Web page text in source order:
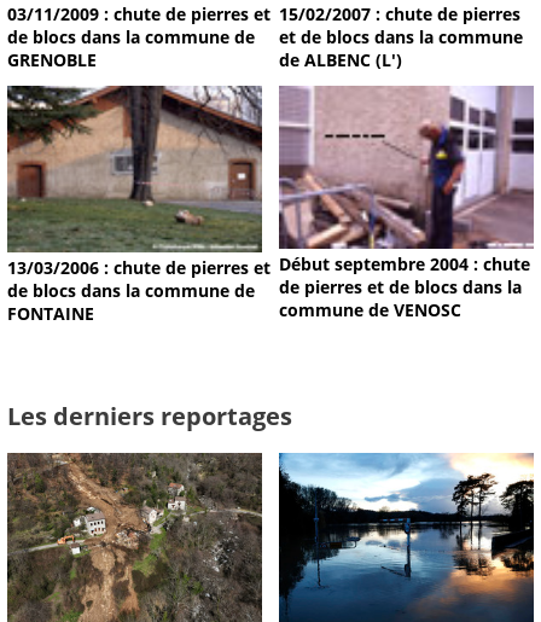
03/11/2009 : chute de pierres et
de blocs dans la commune de
GRENOBLE
15/02/2007 : chute de pierres
et de blocs dans la commune
de ALBENC (L')
13/03/2006 : chute de pierres et
de blocs dans la commune de
FONTAINE
Début septembre 2004 : chute
de pierres et de blocs dans la
commune de VENOSC
Les derniers reportages